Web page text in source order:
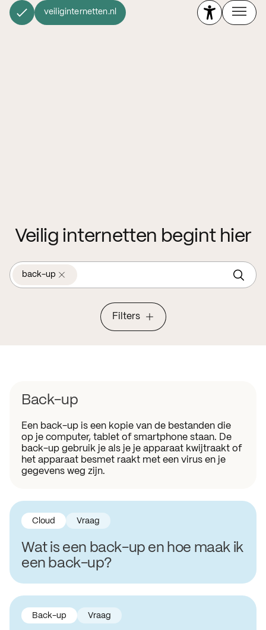
veiliginternetten.nl
Veilig internetten begint hier
back-up
Filters
Back-up
Een back-up is een kopie van de bestanden die
op je computer, tablet of smartphone staan. De
back-up gebruik je als je je apparaat kwijtraakt of
het apparaat besmet raakt met een virus en je
gegevens weg zijn.
Wat is een back-up en hoe maak ik
een back-up?
Cloud Vraag
Back-up Vraag